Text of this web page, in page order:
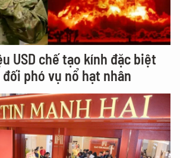
USD chế tạo kính đặc biệt
phó vụ nổ hạt nhân